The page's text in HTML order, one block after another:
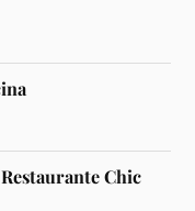
Chic